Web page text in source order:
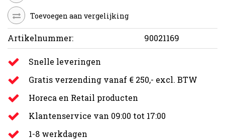
Toevoegen aan vergelijking
Artikelnummer: 90021169
Snelle leveringen
Gratis verzending vanaf € 250,- excl. BTW
Horeca en Retail producten
Klantenservice van 09:00 tot 17:00
1-8 werkdagen